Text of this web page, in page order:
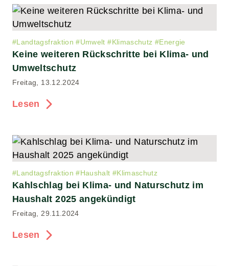
#Landtagsfraktion #Umwelt #Klimaschutz #Energie
Keine weiteren Rückschritte bei Klima- und
Umweltschutz
Freitag, 13.12.2024
Lesen
#Landtagsfraktion #Haushalt #Klimaschutz
Kahlschlag bei Klima- und Naturschutz im
Haushalt 2025 angekündigt
Freitag, 29.11.2024
Lesen